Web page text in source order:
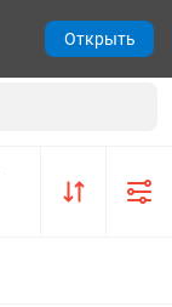
Открыть